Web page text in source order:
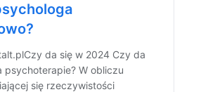
da się w 2024 Czy da
psychoterapie? W obliczu
się rzeczywistości